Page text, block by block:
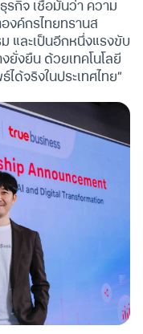
กิจ เชื่อมั่นว่า ความ
งค์กรไทยทรานส
และเป็นอีกหนึ่งแรงขับ
ยั่งยืน ด้วยเทคโนโลยี
ด้จริงในประเทศไทย”